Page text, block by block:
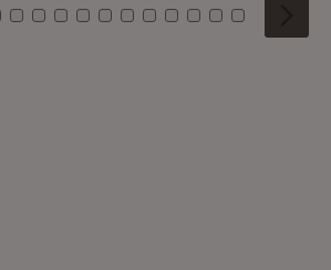
0 1 2
Kachel: 3
Zu Kachel: 4
Zu Kachel: 5
Zu Kachel: 6
Zu Kachel: 7
Zu Kachel: 8
Zu Kachel: 9
Zu Kachel: 10
Zu Kachel: 11
Zu Kachel: 12
Zu Kachel:
Zu